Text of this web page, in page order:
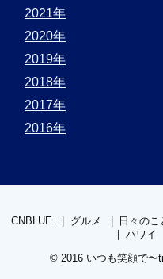
2021年
2020年
2019年
2018年
2017年
2016年
CNBLUE グルメ 日々のこ
ハワイ
© 2016 いつも笑顔で〜